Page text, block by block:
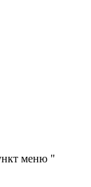
меню "